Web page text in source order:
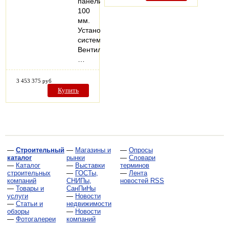
100
мм.
Установленные
системы:
Вентиляция,
3 453 375 руб
Купить
— Строительный
каталог
— Каталог
строительных
компаний
— Товары и
услуги
— Статьи и
обзоры
— Фотогалереи
— Магазины и
рынки
— Выставки
— ГОСТы,
СНИПы,
СанПиНы
— Новости
недвижимости
— Новости
компаний
— Опросы
— Словари
терминов
— Лента
новостей RSS